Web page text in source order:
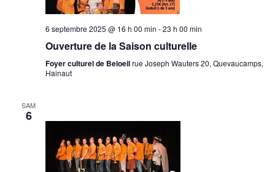
6 septembre 2025 @ 16 h 00 min -23 h 00 min
Ouverture de la Saison culturelle
Foyer culturel de Beloeilrue Joseph Wauters 20, Quevaucamps,
Hainaut
SAM
6